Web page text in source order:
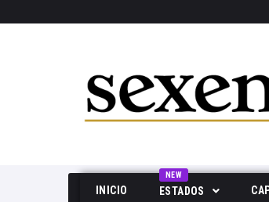
INICIO ESTADOS
NEW
SEARCH THIS WEBSITE